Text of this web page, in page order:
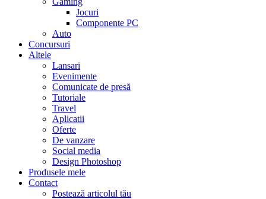
Jocuri
Componente PC
Auto
Concursuri
Altele
Lansari
Evenimente
Comunicate de presă
Tutoriale
Travel
Aplicatii
Oferte
De vanzare
Social media
Design Photoshop
Produsele mele
Contact
Postează articolul tău